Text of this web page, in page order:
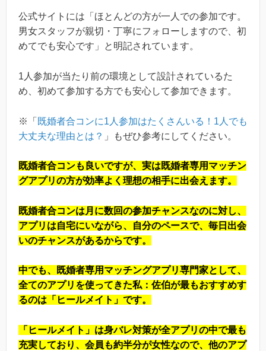
公式サイトには「ほとんどの方が一人での参加です。
男女スタッフが親切・丁寧にフォローしますので、初
めてでも安心です」と明記されています。
1人参加が当たり前の環境として設計されているた
め、初めて参加する方でも安心して参加できます。
※「 既婚者合コンに1人参加はたくさんいる！1人でも
大丈夫な理由とは？ 」もぜひ参考にしてください。
既婚者合コンも良いですが、実は既婚者専用マッチン
グアプリの方が効率よく理想の相手に出会えます。
既婚者合コンは月に数回の参加チャンスなのに対し、
アプリは自宅にいながら、自分のペースで、毎日出会
いのチャンスがあるからです。
中でも、既婚者専用マッチングアプリ専門家として、
全てのアプリを使ってきた私：佐伯が最もおすすめす
るのは「ヒールメイト」です。
「ヒールメイト」は身バレ対策が全アプリの中で最も
充実しており、会員も約半分が女性なので、他のアプ